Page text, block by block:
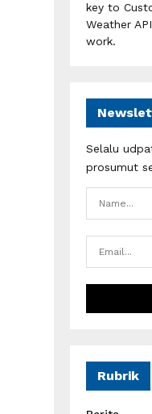
key to
Weather
work.
Selalu
prosumut
Rubrik